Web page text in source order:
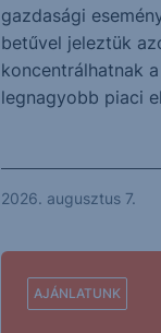
gazdasági
betűvel jeleztük
koncentrálhatnak
legnagyobb piaci
2026. augusztus 7.
AJÁNLATUNK